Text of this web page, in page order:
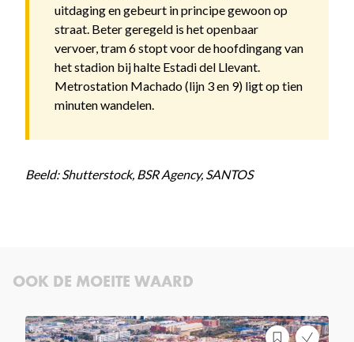
uitdaging en gebeurt in principe gewoon op
straat. Beter geregeld is het openbaar
vervoer, tram 6 stopt voor de hoofdingang van
het stadion bij halte Estadi del Llevant.
Metrostation Machado (lijn 3 en 9) ligt op tien
minuten wandelen.
Beeld: Shutterstock, BSR Agency, SANTOS
OOK DE MOEITE WAARD